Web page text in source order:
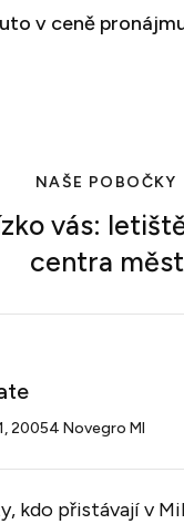
v ceně
NAŠE POBOČKY
vás:
centra měst
20054 Novegro MI
kdo přistávají v